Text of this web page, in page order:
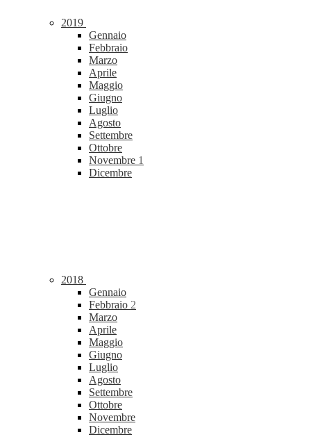
2019
Gennaio
Febbraio
Marzo
Aprile
Maggio
Giugno
Luglio
Agosto
Settembre
Ottobre
Novembre 1
Dicembre
2018
Gennaio
Febbraio 2
Marzo
Aprile
Maggio
Giugno
Luglio
Agosto
Settembre
Ottobre
Novembre
Dicembre